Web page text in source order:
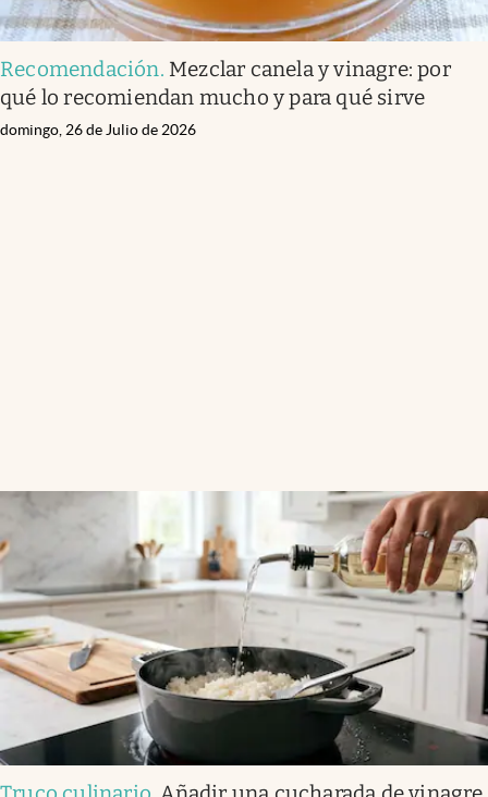
Recomendación. Mezclar canela y vinagre: por
qué lo recomiendan mucho y para qué sirve
domingo, 26 de Julio de 2026